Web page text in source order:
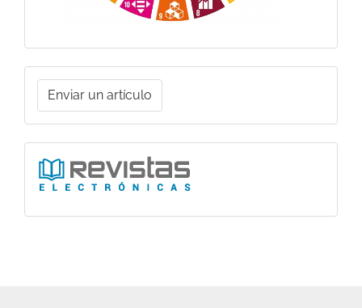
Enviar
un
artículo
Enviar un artículo
Ligas